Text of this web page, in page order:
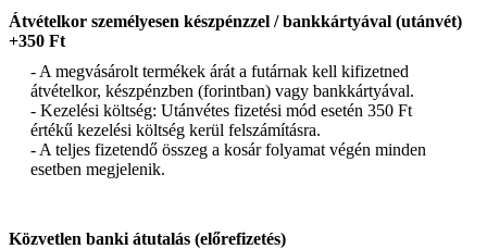
Átvételkor személyesen készpénzzel / bankkártyával (utánvét)
+350 Ft
- A megvásárolt termékek árát a futárnak kell kifizetned
átvételkor, készpénzben (forintban) vagy bankkártyával.
- Kezelési költség: Utánvétes fizetési mód esetén 350 Ft
értékű kezelési költség kerül felszámításra.
- A teljes fizetendő összeg a kosár folyamat végén minden
esetben megjelenik.
Közvetlen banki átutalás (előrefizetés)